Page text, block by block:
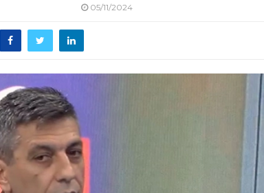
05/11/2024